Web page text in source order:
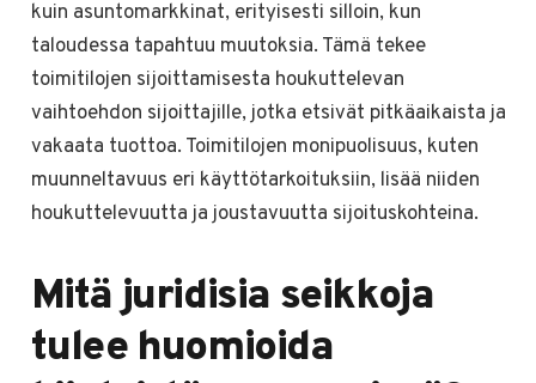
kuin asuntomarkkinat, erityisesti silloin, kun
taloudessa tapahtuu muutoksia. Tämä tekee
toimitilojen sijoittamisesta houkuttelevan
vaihtoehdon sijoittajille, jotka etsivät pitkäaikaista ja
vakaata tuottoa. Toimitilojen monipuolisuus, kuten
muunneltavuus eri käyttötarkoituksiin, lisää niiden
houkuttelevuutta ja joustavuutta sijoituskohteina.
Mitä juridisia seikkoja
tulee huomioida